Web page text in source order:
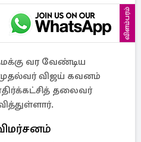
விளம்பரம்
வர வேண்டிய
விஜய் கவனம்
தலைவர்